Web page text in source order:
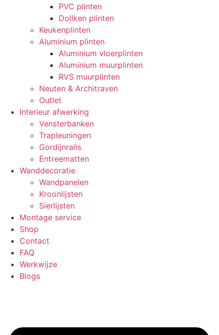
PVC plinten
Dollken plinten
Keukenplinten
Aluminium plinten
Aluminium vloerplinten
Aluminium muurplinten
RVS muurplinten
Neuten & Architraven
Outlet
Interieur afwerking
Vensterbanken
Trapleuningen
Gordijnrails
Entreematten
Wanddecoratie
Wandpanelen
Kroonlijsten
Sierlijsten
Montage service
Shop
Contact
FAQ
Werkwijze
Blogs